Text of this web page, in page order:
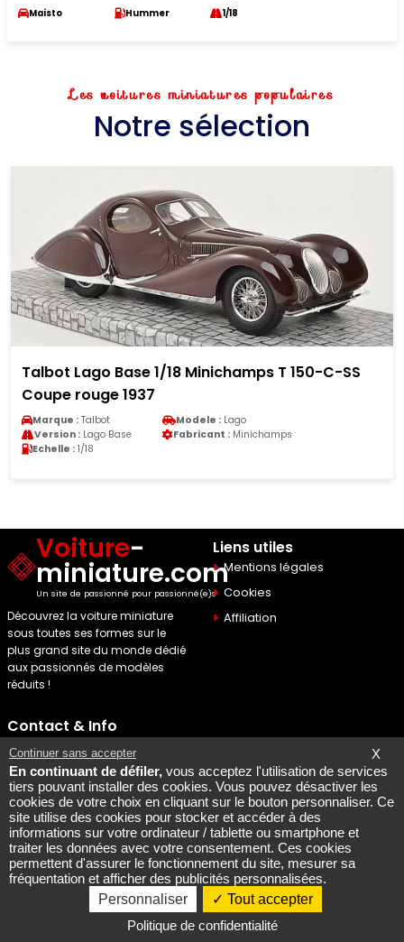
Maisto Hummer 1/18
Les voitures miniatures populaires
Notre sélection
Talbot Lago Base 1/18 Minichamps T 150-C-SS
Coupe rouge 1937
Marque : Talbot Modele : Lago
Version : Lago Base Fabricant : Minichamps
Echelle : 1/18
Voiture-
miniature.com
Un site de passionné pour passionné(e)s
Découvrez la voiture miniature
sous toutes ses formes sur le
plus grand site du monde dédié
aux passionnés de modèles
réduits !
Liens utiles
Mentions légales
Cookies
Affiliation
Contact & Info
Maquette Mobylette
SEO parLaurent Bousquet
Page consultee le 2026 08
08
Mais pourquoi le KI87 2026
08 08
Copyright @ 2007-2026 - All rights reserved
X
Continuer sans accepter
En continuant de défiler, vous acceptez l'utilisation de services
tiers pouvant installer des cookies. Vous pouvez désactiver les
cookies de votre choix en cliquant sur le bouton personnaliser. Ce
site utilise des cookies pour stocker et accéder à des
informations sur votre ordinateur / tablette ou smartphone et
traiter les données avec votre consentement. Ces cookies
permettent d'assurer le fonctionnement du site, mesurer sa
fréquentation et afficher des publicités personnalisées.
Tout accepter
Personnaliser
Politique de confidentialité